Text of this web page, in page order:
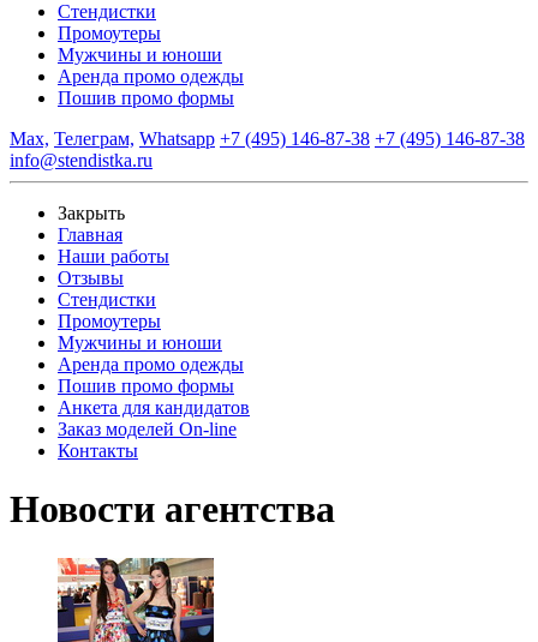
Стендистки
Промоутеры
Мужчины и юноши
Аренда промо одежды
Пошив промо формы
Max, Телеграм, Whatsapp +7 (495) 146-87-38 +7 (495) 146-87-38
info@stendistka.ru
Закрыть
Главная
Наши работы
Отзывы
Стендистки
Промоутеры
Мужчины и юноши
Аренда промо одежды
Пошив промо формы
Анкета для кандидатов
Заказ моделей On-line
Контакты
Новости агентства